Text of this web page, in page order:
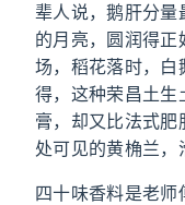
辈人说，鹅肝分量
的月亮，圆润得正
场，稻花落时，白
得，这种荣昌土生
膏，却又比法式
处可见的黄桷兰，
四十味香料是老师